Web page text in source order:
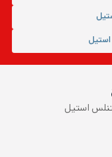
استیل